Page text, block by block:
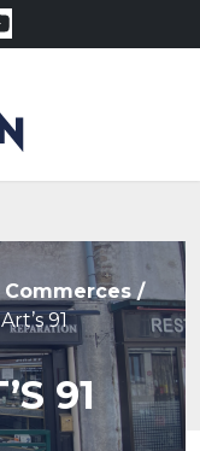
Commerces /
91
91